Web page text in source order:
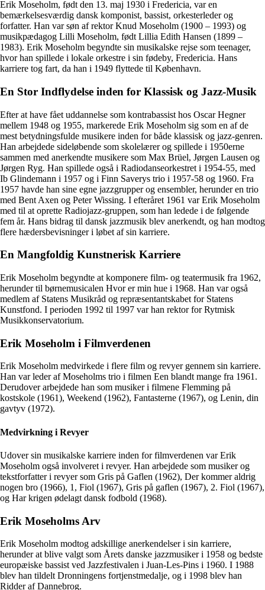
Erik Moseholm, født den 13. maj 1930 i Fredericia, var en
bemærkelsesværdig dansk komponist, bassist, orkesterleder og
forfatter. Han var søn af rektor Knud Moseholm (1900 – 1993) og
musikpædagog Lilli Moseholm, født Lillia Edith Hansen (1899 –
1983). Erik Moseholm begyndte sin musikalske rejse som teenager,
hvor han spillede i lokale orkestre i sin fødeby, Fredericia. Hans
karriere tog fart, da han i 1949 flyttede til København.
En Stor Indflydelse inden for Klassisk og Jazz-Musik
Efter at have fået uddannelse som kontrabassist hos Oscar Hegner
mellem 1948 og 1955, markerede Erik Moseholm sig som en af de
mest betydningsfulde musikere inden for både klassisk og jazz-genren.
Han arbejdede sideløbende som skolelærer og spillede i 1950erne
sammen med anerkendte musikere som Max Brüel, Jørgen Lausen og
Jørgen Ryg. Han spillede også i Radiodanseorkestret i 1954-55, med
Ib Glindemann i 1957 og i Finn Saverys trio i 1957-58 og 1960. Fra
1957 havde han sine egne jazzgrupper og ensembler, herunder en trio
med Bent Axen og Peter Wissing. I efteråret 1961 var Erik Moseholm
med til at oprette Radiojazz-gruppen, som han ledede i de følgende
fem år. Hans bidrag til dansk jazzmusik blev anerkendt, og han modtog
flere hædersbevisninger i løbet af sin karriere.
En Mangfoldig Kunstnerisk Karriere
Erik Moseholm begyndte at komponere film- og teatermusik fra 1962,
herunder til børnemusicalen Hvor er min hue i 1968. Han var også
medlem af Statens Musikråd og repræsentantskabet for Statens
Kunstfond. I perioden 1992 til 1997 var han rektor for Rytmisk
Musikkonservatorium.
Erik Moseholm i Filmverdenen
Erik Moseholm medvirkede i flere film og revyer gennem sin karriere.
Han var leder af Moseholms trio i filmen Een blandt mange fra 1961.
Derudover arbejdede han som musiker i filmene Flemming på
kostskole (1961), Weekend (1962), Fantasterne (1967), og Lenin, din
gavtyv (1972).
Medvirkning i Revyer
Udover sin musikalske karriere inden for filmverdenen var Erik
Moseholm også involveret i revyer. Han arbejdede som musiker og
tekstforfatter i revyer som Gris på Gaflen (1962), Der kommer aldrig
nogen bro (1966), 1, Fiol (1967), Gris på gaflen (1967), 2. Fiol (1967),
og Har krigen ødelagt dansk fodbold (1968).
Erik Moseholms Arv
Erik Moseholm modtog adskillige anerkendelser i sin karriere,
herunder at blive valgt som Årets danske jazzmusiker i 1958 og bedste
europæiske bassist ved Jazzfestivalen i Juan-Les-Pins i 1960. I 1988
blev han tildelt Dronningens fortjenstmedalje, og i 1998 blev han
Ridder af Dannebrog.